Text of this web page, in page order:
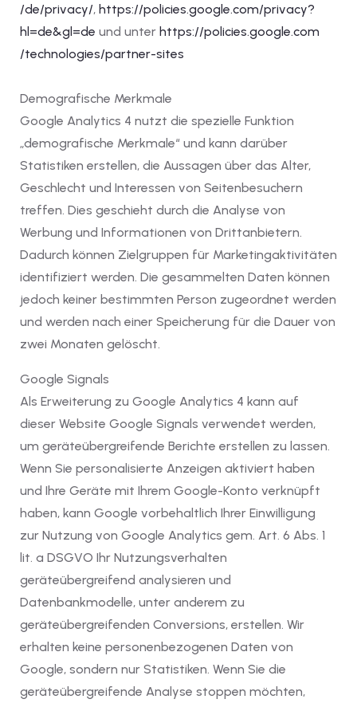
/de/privacy/, https://policies.google.com/privacy?
hl=de&gl=de und unter https://policies.google.com
/technologies/partner-sites
Demografische Merkmale
Google Analytics 4 nutzt die spezielle Funktion
„demografische Merkmale“ und kann darüber
Statistiken erstellen, die Aussagen über das Alter,
Geschlecht und Interessen von Seitenbesuchern
treffen. Dies geschieht durch die Analyse von
Werbung und Informationen von Drittanbietern.
Dadurch können Zielgruppen für Marketingaktivitäten
identifiziert werden. Die gesammelten Daten können
jedoch keiner bestimmten Person zugeordnet werden
und werden nach einer Speicherung für die Dauer von
zwei Monaten gelöscht.
Google Signals
Als Erweiterung zu Google Analytics 4 kann auf
dieser Website Google Signals verwendet werden,
um geräteübergreifende Berichte erstellen zu lassen.
Wenn Sie personalisierte Anzeigen aktiviert haben
und Ihre Geräte mit Ihrem Google-Konto verknüpft
haben, kann Google vorbehaltlich Ihrer Einwilligung
zur Nutzung von Google Analytics gem. Art. 6 Abs. 1
lit. a DSGVO Ihr Nutzungsverhalten
geräteübergreifend analysieren und
Datenbankmodelle, unter anderem zu
geräteübergreifenden Conversions, erstellen. Wir
erhalten keine personenbezogenen Daten von
Google, sondern nur Statistiken. Wenn Sie die
geräteübergreifende Analyse stoppen möchten,